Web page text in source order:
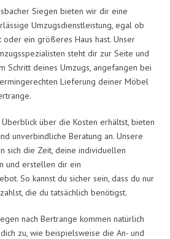
Siegen bieten wir dir eine
Umzugsdienstleistung, egal ob
ein größeres Haus hast. Unser
steht dir zur Seite und
Schritt deines Umzugs, angefangen bei
Lieferung deiner Möbel
über die Kosten erhältst, bieten
unverbindliche Beratung an. Unsere
sich die Zeit, deine individuellen
und erstellen dir ein
So kannst du sicher sein, dass du nur
die du tatsächlich benötigst.
nach Bertrange kommen natürlich
zu, wie beispielsweise die An- und